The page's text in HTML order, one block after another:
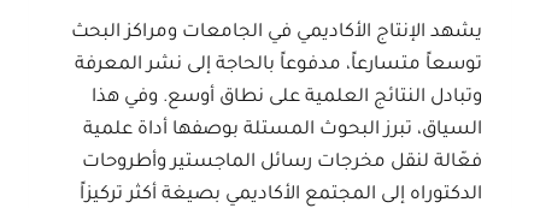
يشهد الإنتاج الأكاديمي في الجامعات ومراكز البحث
توسعاً متسارعاً، مدفوعاً بالحاجة إلى نشر المعرفة
وتبادل النتائج العلمية على نطاق أوسع. وفي هذا
السياق، تبرز البحوث المستلة بوصفها أداة علمية
فعّالة لنقل مخرجات رسائل الماجستير وأطروحات
الدكتوراه إلى المجتمع الأكاديمي بصيغة أكثر تركيزاً